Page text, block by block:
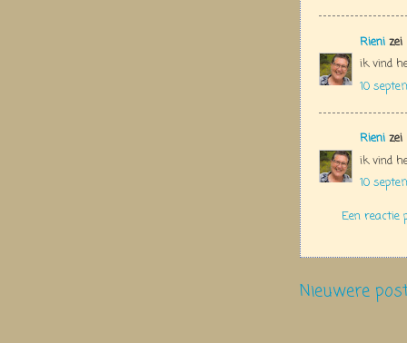
Rieni zei
ik vind
10
Rieni zei
ik vind
10
Een reactie
Nieuwere